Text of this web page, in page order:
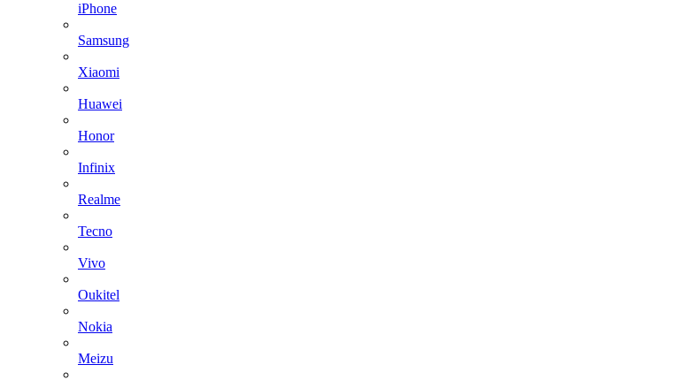
iPhone
Samsung
Xiaomi
Huawei
Honor
Infinix
Realme
Tecno
Vivo
Oukitel
Nokia
Meizu